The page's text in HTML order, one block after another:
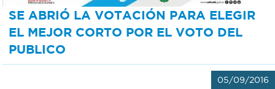
SE ABRIÓ LA VOTACIÓN PARA ELEGIR
EL MEJOR CORTO POR EL VOTO DEL
PUBLICO
05/09/2016